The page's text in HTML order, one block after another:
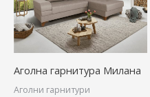
Аголна гарнитура Милана
Аголни гарнитури